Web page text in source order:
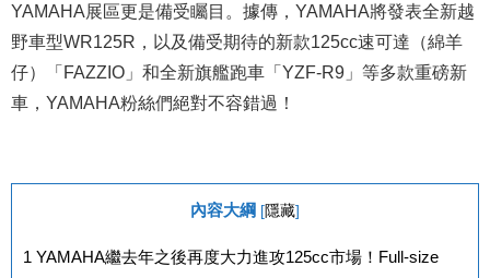
YAMAHA展區更是備受矚目。據傳，YAMAHA將發表全新越
野車型WR125R，以及備受期待的新款125cc速可達（綿羊
仔）「FAZZIO」和全新旗艦跑車「YZF-R9」等多款重磅新
車，YAMAHA粉絲們絕對不容錯過！
內容大綱 [隱藏]
1 YAMAHA繼去年之後再度大力進攻125cc市場！Full-size